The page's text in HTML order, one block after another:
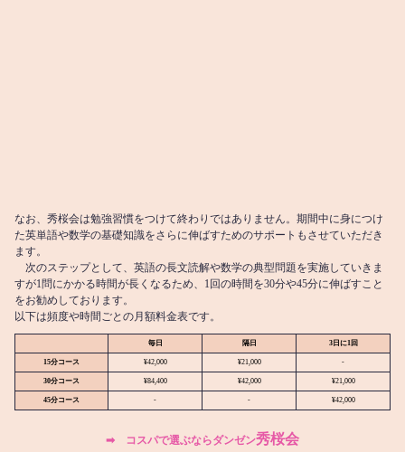
なお、秀桜会は勉強習慣をつけて終わりではありません。期間中に身につけ
た英単語や数学の基礎知識をさらに伸ばすためのサポートもさせていただき
ます。
次のステップとして、英語の長文読解や数学の典型問題を実施していきま
すが1問にかかる時間が長くなるため、1回の時間を30分や45分に伸ばすこと
をお勧めしております。
以下は頻度や時間ごとの月額料金表です。
毎日 隔日 3日に1回
15分コース ¥42,000 ¥21,000 -
30分コース ¥84,400 ¥42,000 ¥21,000
45分コース - - ¥42,000
➡︎ コスパで選ぶならダンゼン秀桜会